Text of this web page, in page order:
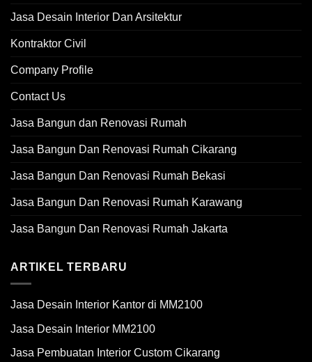
Jasa Desain Interior Dan Arsitektur
Kontraktor Civil
Company Profile
Contact Us
Jasa Bangun dan Renovasi Rumah
Jasa Bangun Dan Renovasi Rumah Cikarang
Jasa Bangun Dan Renovasi Rumah Bekasi
Jasa Bangun Dan Renovasi Rumah Karawang
Jasa Bangun Dan Renovasi Rumah Jakarta
ARTIKEL TERBARU
Jasa Desain Interior Kantor di MM2100
Jasa Desain Interior MM2100
Jasa Pembuatan Interior Custom Cikarang